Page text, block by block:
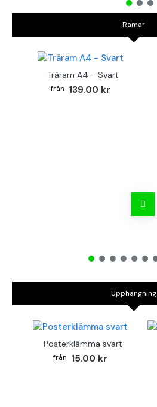
Ramar
Träram A4 - Svart
139.00 kr
Upphängning
Posterklämma svart
15.00 kr